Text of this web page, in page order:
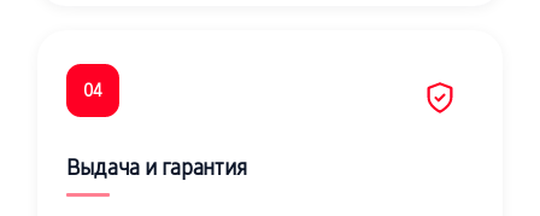
04
Выдача и гарантия